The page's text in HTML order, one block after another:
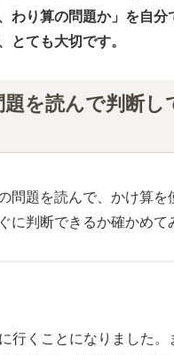
わり算の問題か」を自分
とても大切です。
題を読んで判断し
問題を読んで、かけ算を
に判断できるか確かめて
行くことになりました。